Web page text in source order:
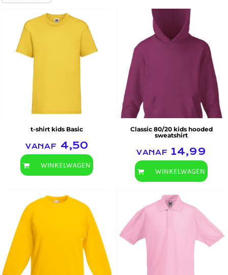
Fruit of the Loom
t-shirt kids Basic
vanaf 4,50
WINKELWAGEN
Classic 80/20 kids hooded
sweatshirt
vanaf14,99
WINKELWAGEN
Fruit of the Loom